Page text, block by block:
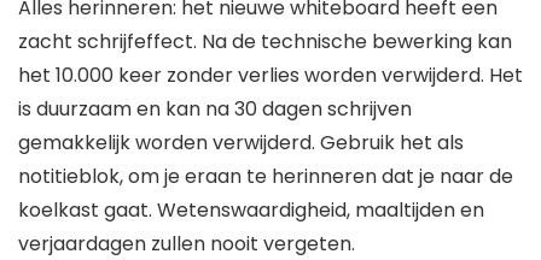
Alles herinneren: het nieuwe whiteboard heeft een
zacht schrijfeffect. Na de technische bewerking kan
het 10.000 keer zonder verlies worden verwijderd. Het
is duurzaam en kan na 30 dagen schrijven
gemakkelijk worden verwijderd. Gebruik het als
notitieblok, om je eraan te herinneren dat je naar de
koelkast gaat. Wetenswaardigheid, maaltijden en
verjaardagen zullen nooit vergeten.